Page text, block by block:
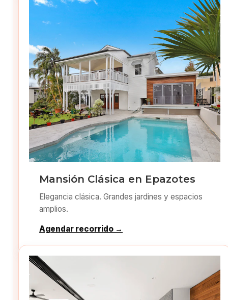
Mansión Clásica en Epazotes
Elegancia clásica. Grandes jardines y espacios
amplios.
Agendar recorrido →